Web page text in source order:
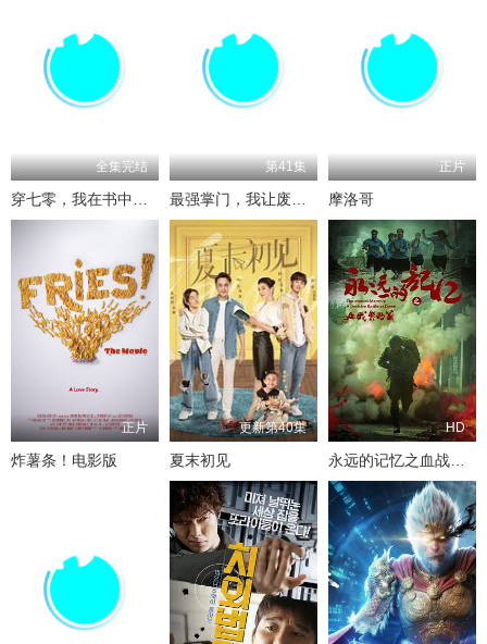
全集完结
穿七零，我在书中挺好的
第41集
最强掌门，我让废柴宗门碾压三界
正片
摩洛哥
正片
炸薯条！电影版
更新第40集
夏末初见
HD
永远的记忆之血战黎明前